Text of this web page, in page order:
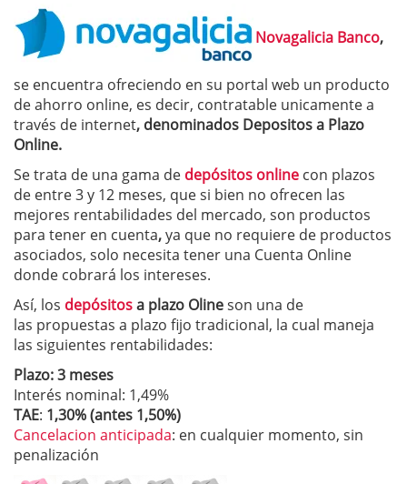
Novagalicia Banco,
se encuentra ofreciendo en su portal web un producto
de ahorro online, es decir, contratable unicamente a
través de internet, denominados Depositos a Plazo
Online.
Se trata de una gama de depósitos online con plazos
de entre 3 y 12 meses, que si bien no ofrecen las
mejores rentabilidades del mercado, son productos
para tener en cuenta,ya que no requiere de productos
asociados, solo necesita tener una Cuenta Online
donde cobrará los intereses.
Así, los depósitosa plazo Olineson una de
las propuestas a plazo fijo tradicional, la cual maneja
las siguientes rentabilidades:
Plazo: 3 meses
Interés nominal: 1,49%
TAE: 1,30% (antes 1,50%)
Cancelacion anticipada: en cualquier momento, sin
penalización